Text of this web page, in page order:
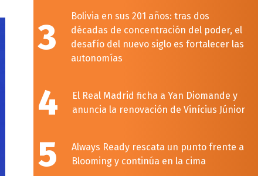
3
Bolivia en sus 201 años: tras dos
décadas de concentración del poder, el
desafío del nuevo siglo es fortalecer las
autonomías
4
El Real Madrid ficha a Yan Diomande y
anuncia la renovación de Vinícius Júnior
5
Always Ready rescata un punto frente a
Blooming y continúa en la cima